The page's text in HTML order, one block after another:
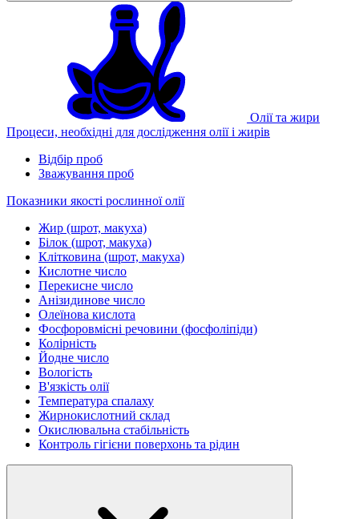
Олії та жири
Процеси, необхідні для дослідження олії і жирів
Відбір проб
Зважування проб
Показники якості рослинної олії
Жир (шрот, макуха)
Білок (шрот, макуха)
Клітковина (шрот, макуха)
Кислотне число
Перекисне число
Анізидинове число
Олеїнова кислота
Фосфоровмісні речовини (фосфоліпіди)
Колірність
Йодне число
Вологість
В'язкість олії
Температура спалаху
Жирнокислотний склад
Окислювальна стабільність
Контроль гігієни поверхонь та рідин